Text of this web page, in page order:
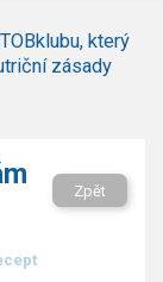
který
zásady
Zpět